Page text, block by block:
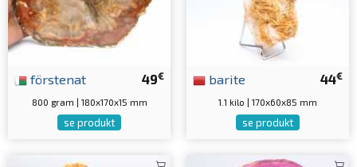
49€
förstenat
800 gram | 180x170x15 mm
se produkt
44€
barite
1.1 kilo | 170x60x85 mm
se produkt